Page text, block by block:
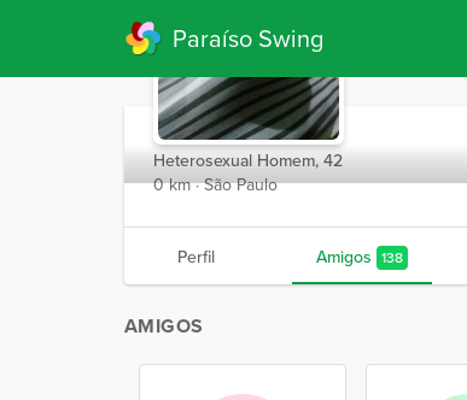
Paraíso Swing
Neguinho
Heterosexual Homem, 42
0 km · São Paulo
Perfil Amigos 138
AMIGOS